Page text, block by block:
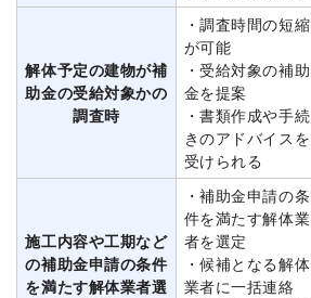
解体予定の建物が補
助金の受給対象かの
調査時
・調査時間の短縮
が可能
・受給対象の補助
金を提案
・書類作成や手続
きのアドバイスを
受けられる
施工内容や工期など
の補助金申請の条件
を満たす解体業者選
・補助金申請の条
件を満たす解体業
者を選定
・候補となる解体
業者に一括連絡